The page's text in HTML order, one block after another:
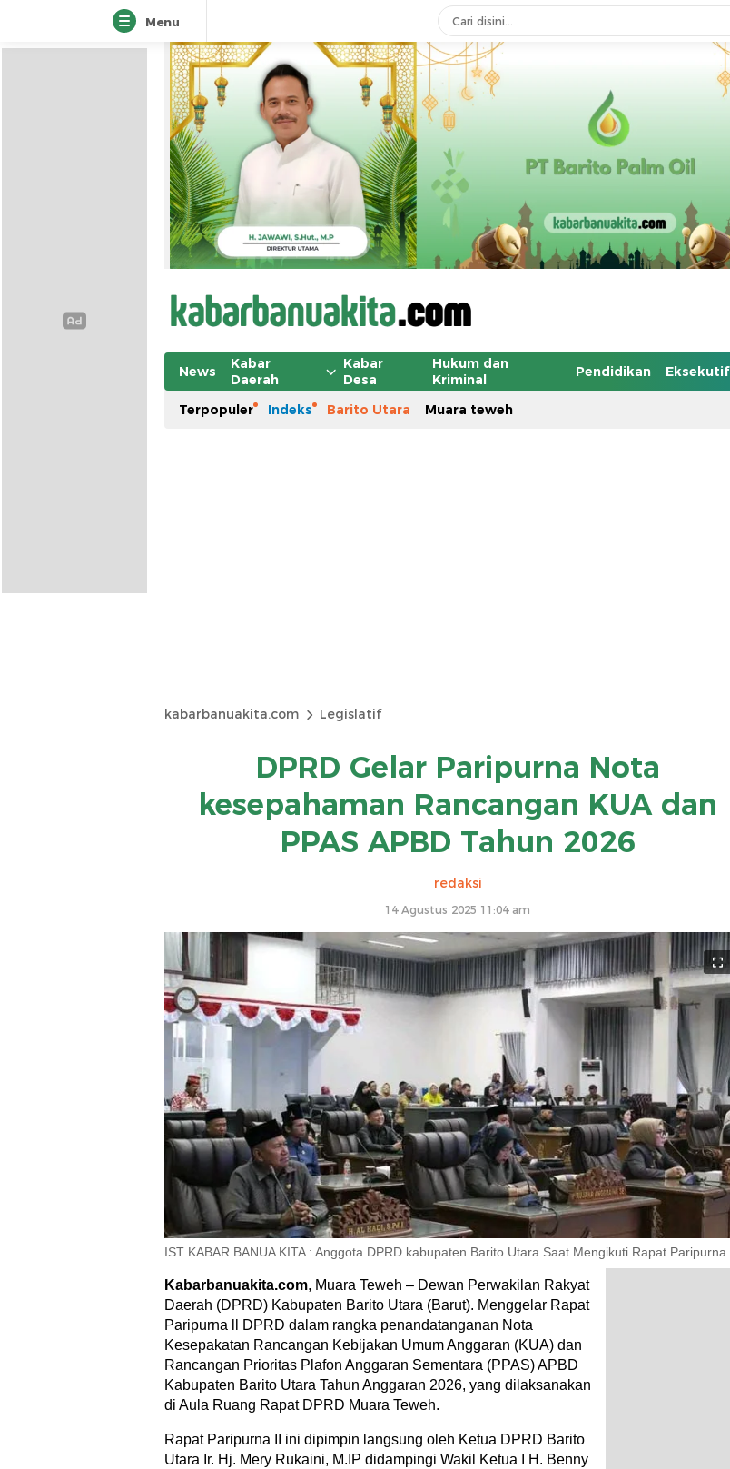
Menu
News
Kabar
Daerah
Kabar
Desa
Hukum dan
Kriminal
Pendidikan Eksekutif
Terpopuler Indeks Barito Utara Muara teweh
kabarbanuakita.com Legislatif
DPRD Gelar Paripurna Nota
kesepahaman Rancangan KUA dan
PPAS APBD Tahun 2026
redaksi
14 Agustus 2025 11:04 am
IST KABAR BANUA KITA : Anggota DPRD kabupaten Barito Utara Saat Mengikuti Rapat Paripurna
Kabarbanuakita.com, Muara Teweh – Dewan Perwakilan Rakyat
Daerah (DPRD) Kabupaten Barito Utara (Barut). Menggelar Rapat
Paripurna ll DPRD dalam rangka penandatanganan Nota
Kesepakatan Rancangan Kebijakan Umum Anggaran (KUA) dan
Rancangan Prioritas Plafon Anggaran Sementara (PPAS) APBD
Kabupaten Barito Utara Tahun Anggaran 2026, yang dilaksanakan
di Aula Ruang Rapat DPRD Muara Teweh.
Rapat Paripurna II ini dipimpin langsung oleh Ketua DPRD Barito
Utara Ir. Hj. Mery Rukaini, M.IP didampingi Wakil Ketua I H. Benny